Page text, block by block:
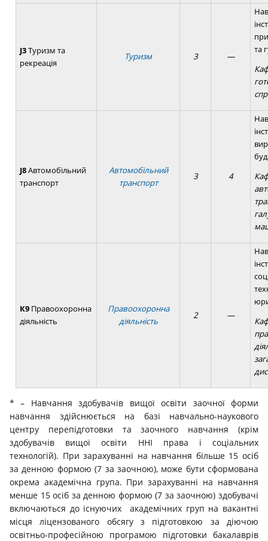
J3Туризм та
рекреація
Туризм 3 —
та
J8Автомобільний
транспорт
Автомобільний
транспорт
3 4
К9 Правоохоронна
діяльність
Правоохоронна
діяльність
2 —
* – Навчання здобувачів вищої освіти заочної форми
навчання здійснюється на базі навчально-наукового
центру перепідготовки та заочного навчання (крім
здобувачів вищої освіти ННІ права і соціальних
технологій). При зарахуванні на навчання більше 15 осіб
за денною формою (7 за заочною), може бути сформована
окрема академічна група. При зарахуванні на навчання
менше 15 осіб за денною формою (7 за заочною) здобувачі
включаються до існуючих академічних груп на вакантні
місця ліцензованого обсягу з підготовкою за діючою
освітньо-професійною програмою підготовки бакалаврів